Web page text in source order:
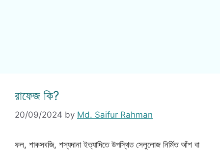
রাফেজ কি?
20/09/2024 by Md. Saifur Rahman
ফল, শাকসবজি, শস্যদানা ইত্যাদিতে উপস্থিত সেলুলোজ নির্মিত আঁশ বা